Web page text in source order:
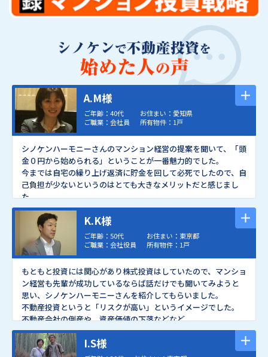
A.M様
ご年齢：40代
ご職業：会社員
お住まい：愛知県
所有物件：1戸
シノケンハーモニーさんのマンション経営の提案を聞いて、「頭
金０円から始められる」ということが一番魅力的でした。
今までは自宅の繰り上げ返済に貯金を回して必死でしたので、自
己負担が少ないというのはとても大きなメリットだと感じまし
た。
それに不動産投資は実物資産としての魅力がありますし、「株
券の売買」より楽しそう！と思いました。
母は堅実な人ですので不動産投資には反対をしていました。
でもシノケンハーモニーの営業さんが自宅まで来て家族全員に
説明をしてくれ、母も「説明がわかりやすかった」と納得して
くれました。
それに人生のターニングポイントだと思う年齢になっていました
ので、ここで思い切って買わないともう買わないだろうな、とも
思いましたし、東京にいる知人の不動産屋さんというシノケン
ハーモニーさんと利害関係がない人に今回のマンション購入の
件を相談してみてもOKが出ました。
何より「頭金０円」スタートができるということで、購入を決め
ました。
K.K様
ご年齢：50代
ご職業：会社役員
お住まい：東京都
所有物件：1戸
もともと投資には関心があり株式投資はしていたので、マンショ
ン経営も先輩が成功しているならば話だけでも聞いてみようと
思い、シノケンハーモニーさんを紹介してもらいました。
不動産投資というと「リスクが高い」というイメージでした。
不動産会社の倒産や、資産価値の下落などなど。
しかし、シノケンハーモニーさんは35年以上の実績があり、立
地とマンションのグレードが良い物件を選べば、需要が安定し
I.S様